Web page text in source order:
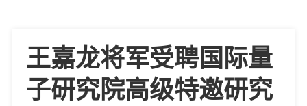
王嘉龙将军受聘国际量
子研究院高级特邀研究